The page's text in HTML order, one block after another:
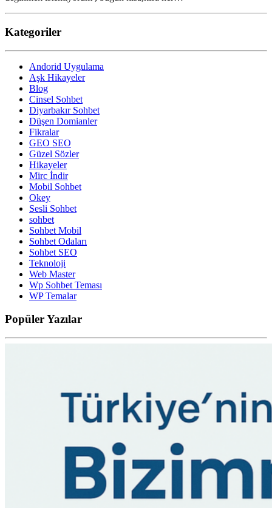
Kategoriler
Andorid Uygulama
Aşk Hikayeler
Blog
Cinsel Sohbet
Diyarbakır Sohbet
Düşen Domianler
Fikralar
GEO SEO
Güzel Sözler
Hikayeler
Mirc İndir
Mobil Sohbet
Okey
Sesli Sohbet
sohbet
Sohbet Mobil
Sohbet Odaları
Sohbet SEO
Teknoloji
Web Master
Wp Sohbet Teması
WP Temalar
PopülerYazılar